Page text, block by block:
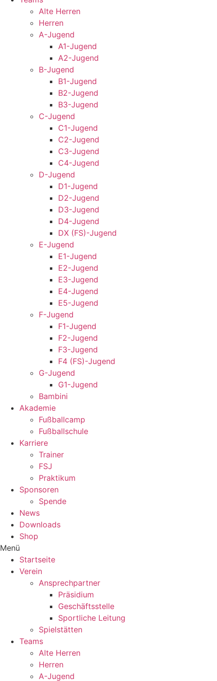
Alte Herren
Herren
A-Jugend
A1-Jugend
A2-Jugend
B-Jugend
B1-Jugend
B2-Jugend
B3-Jugend
C-Jugend
C1-Jugend
C2-Jugend
C3-Jugend
C4-Jugend
D-Jugend
D1-Jugend
D2-Jugend
D3-Jugend
D4-Jugend
DX (FS)-Jugend
E-Jugend
E1-Jugend
E2-Jugend
E3-Jugend
E4-Jugend
E5-Jugend
F-Jugend
F1-Jugend
F2-Jugend
F3-Jugend
F4 (FS)-Jugend
G-Jugend
G1-Jugend
Bambini
Akademie
Fußballcamp
Fußballschule
Karriere
Trainer
FSJ
Praktikum
Sponsoren
Spende
News
Downloads
Shop
Menü
Startseite
Verein
Ansprechpartner
Präsidium
Geschäftsstelle
Sportliche Leitung
Spielstätten
Teams
Alte Herren
Herren
A-Jugend